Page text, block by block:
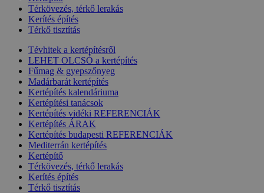
Térkövezés, térkő lerakás
Kerítés építés
Térkő tisztítás
Tévhitek a kertépítésről
LEHET OLCSÓ a kertépítés
Fűmag & gyepszőnyeg
Madárbarát kertépítés
Kertépítés kalendáriuma
Kertépítési tanácsok
Kertépítés vidéki REFERENCIÁK
Kertépítés ÁRAK
Kertépítés budapesti REFERENCIÁK
Mediterrán kertépítés
Kertépítő
Térkövezés, térkő lerakás
Kerítés építés
Térkő tisztítás